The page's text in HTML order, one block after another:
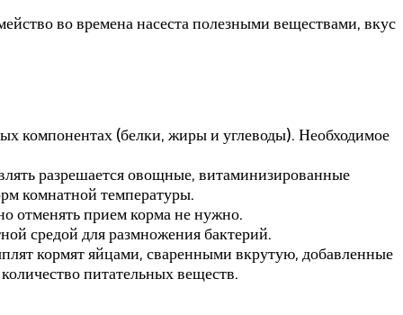
во времена насеста полезными веществами, вкус
компонентах (белки, жиры и углеводы). Необходимое
разрешается овощные, витаминизированные
комнатной температуры.
отменять прием корма не нужно.
средой для размножения бактерий.
кормят яйцами, сваренными вкрутую, добавленные
питательных веществ.